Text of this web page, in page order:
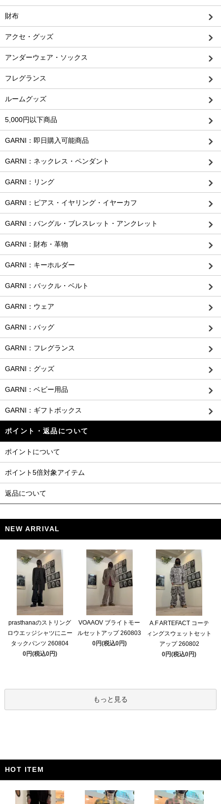
財布
アクセ・グッズ
アンダーウェア・ソックス
フレグランス
ルームグッズ
5,000円以下商品
GARNI：即日購入可能商品
GARNI：ネックレス・ペンダント
GARNI：リング
GARNI：ピアス・イヤリング・イヤーカフ
GARNI：バングル・ブレスレット・アンクレット
GARNI：財布・革物
GARNI：キーホルダー
GARNI：バックル・ベルト
GARNI：ウェア
GARNI：バッグ
GARNI：フレグランス
GARNI：グッズ
GARNI：ベビー用品
GARNI：ギフトボックス
ポイント・返品について
ポイントについて
ポイント5倍対象アイテム
返品について
NEW ARRIVAL
prasthanaのストリング
ロウエッジシャツにニー
タックパンツ 260804
0円(税込0円)
VOAAOV ブライトモー
ルセットアップ 260803
0円(税込0円)
A.F ARTEFACT コーテ
ィングスウェットセット
アップ 260802
0円(税込0円)
もっと見る
HOT ITEM